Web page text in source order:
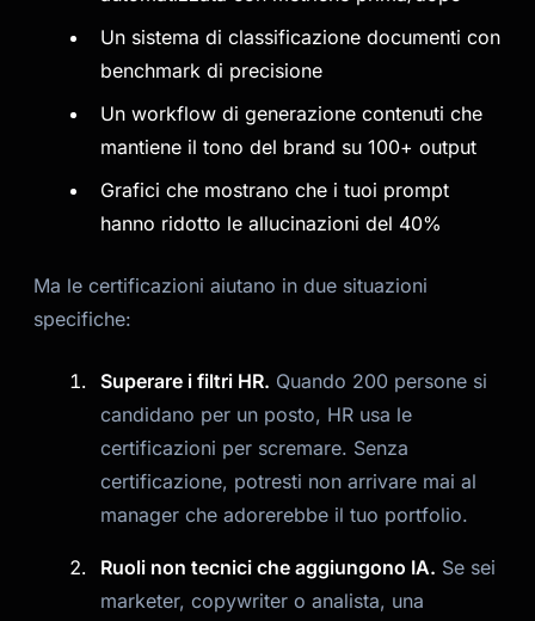
Un sistema di classificazione documenti con
benchmark di precisione
Un workflow di generazione contenuti che
mantiene il tono del brand su 100+ output
Grafici che mostrano che i tuoi prompt
hanno ridotto le allucinazioni del 40%
Ma le certificazioni aiutano in due situazioni
specifiche:
Superare i filtri HR. Quando 200 persone si
candidano per un posto, HR usa le
certificazioni per scremare. Senza
certificazione, potresti non arrivare mai al
manager che adorerebbe il tuo portfolio.
Ruoli non tecnici che aggiungono IA. Se sei
marketer, copywriter o analista, una